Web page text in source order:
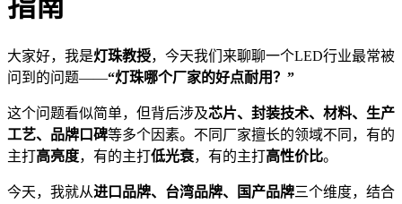
大家好，我是灯珠教授，今天我们来聊聊一个LED行业最常被
问到的问题——“灯珠哪个厂家的好点耐用？”
这个问题看似简单，但背后涉及芯片、封装技术、材料、生产
工艺、品牌口碑等多个因素。不同厂家擅长的领域不同，有的
主打高亮度，有的主打低光衰，有的主打高性价比。
今天，我就从进口品牌、台湾品牌、国产品牌三个维度，结合